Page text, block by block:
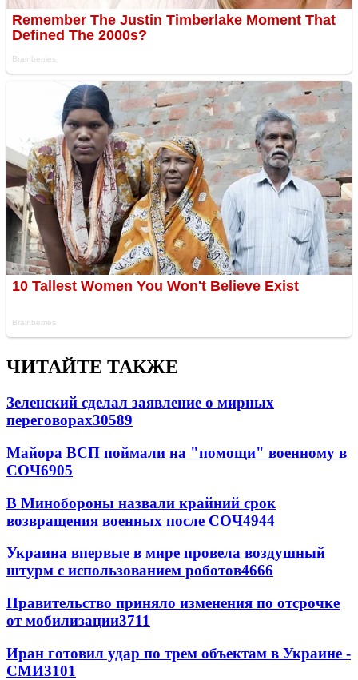
ЧИТАЙТЕ ТАКЖЕ
Зеленский сделал заявление о мирных
переговорах30589
Майора ВСП поймали на "помощи" военному в
СОЧ6905
В Минобороны назвали крайний срок
возвращения военных после СОЧ4944
Украина впервые в мире провела воздушный
штурм с использованием роботов4666
Правительство приняло изменения по отсрочке
от мобилизации3711
Иран готовил удар по трем объектам в Украине -
СМИ3101